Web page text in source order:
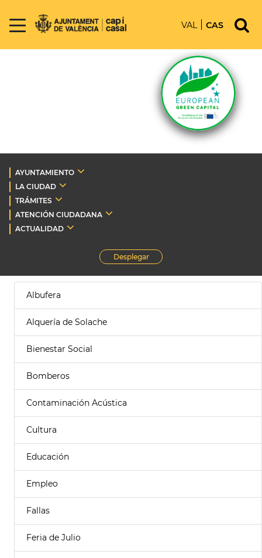
VAL CAS
AYUNTAMIENTO
LA CIUDAD
TRÁMITES
ATENCIÓN CIUDADANA
ACTUALIDAD
Desplegar
Albufera
Alquería de Solache
Bienestar Social
Bomberos
Contaminación Acústica
Cultura
Educación
Empleo
Fallas
Feria de Julio